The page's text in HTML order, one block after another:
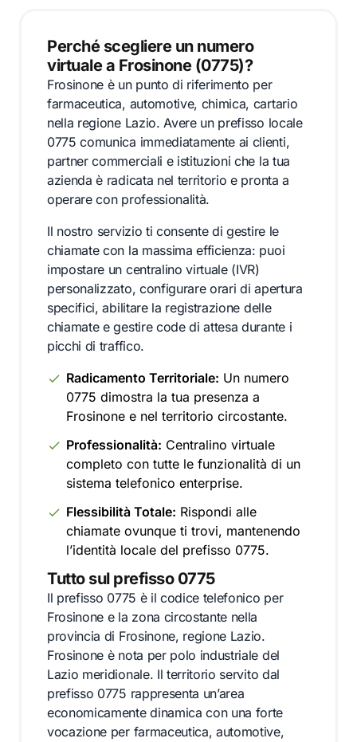
Perché scegliere un numero
virtuale a Frosinone (0775)?
Frosinone è un punto di riferimento per
farmaceutica, automotive, chimica, cartario
nella regione Lazio. Avere un prefisso locale
0775 comunica immediatamente ai clienti,
partner commerciali e istituzioni che la tua
azienda è radicata nel territorio e pronta a
operare con professionalità.
Il nostro servizio ti consente di gestire le
chiamate con la massima efficienza: puoi
impostare un centralino virtuale (IVR)
personalizzato, configurare orari di apertura
specifici, abilitare la registrazione delle
chiamate e gestire code di attesa durante i
picchi di traffico.
Radicamento Territoriale: Un numero
0775 dimostra la tua presenza a
Frosinone e nel territorio circostante.
Professionalità: Centralino virtuale
completo con tutte le funzionalità di un
sistema telefonico enterprise.
Flessibilità Totale: Rispondi alle
chiamate ovunque ti trovi, mantenendo
l’identità locale del prefisso 0775.
Tutto sul prefisso 0775
Il prefisso 0775 è il codice telefonico per
Frosinone e la zona circostante nella
provincia di Frosinone, regione Lazio.
Frosinone è nota per polo industriale del
Lazio meridionale. Il territorio servito dal
prefisso 0775 rappresenta un’area
economicamente dinamica con una forte
vocazione per farmaceutica, automotive,